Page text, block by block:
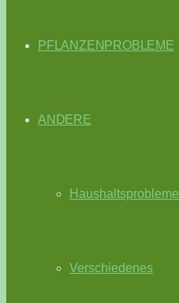
PFLANZENPROBLEME
ANDERE
Haushaltsprobleme
Verschiedenes